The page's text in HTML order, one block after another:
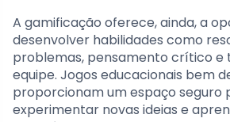
A gamificação oferece, ainda, a
desenvolver habilidades como
problemas, pensamento crítico e
equipe. Jogos educacionais bem
proporcionam um espaço seguro
experimentar novas ideias e